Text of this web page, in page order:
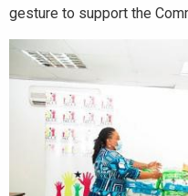
gesture to support the